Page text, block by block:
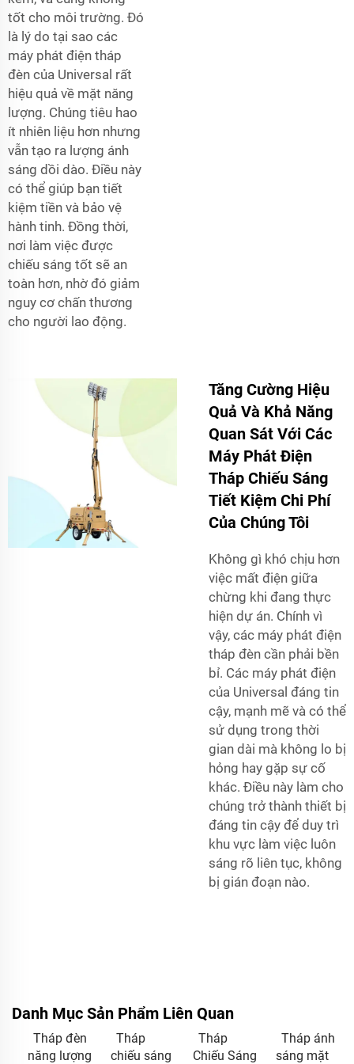
tốt cho môi trường. Đó
là lý do tại sao các
máy phát điện tháp
đèn của Universal rất
hiệu quả về mặt năng
lượng. Chúng tiêu hao
ít nhiên liệu hơn nhưng
vẫn tạo ra lượng ánh
sáng dồi dào. Điều này
có thể giúp bạn tiết
kiệm tiền và bảo vệ
hành tinh. Đồng thời,
nơi làm việc được
chiếu sáng tốt sẽ an
toàn hơn, nhờ đó giảm
nguy cơ chấn thương
cho người lao động.
Tăng Cường Hiệu
Quả Và Khả Năng
Quan Sát Với Các
Máy Phát Điện
Tháp Chiếu Sáng
Tiết Kiệm Chi Phí
Của Chúng Tôi
Không gì khó chịu hơn
việc mất điện giữa
chừng khi đang thực
hiện dự án. Chính vì
vậy, các máy phát điện
tháp đèn cần phải bền
bỉ. Các máy phát điện
của Universal đáng tin
cậy, mạnh mẽ và có thể
sử dụng trong thời
gian dài mà không lo bị
hỏng hay gặp sự cố
khác. Điều này làm cho
chúng trở thành thiết bị
đáng tin cậy để duy trì
khu vực làm việc luôn
sáng rõ liên tục, không
bị gián đoạn nào.
Danh Mục Sản Phẩm Liên Quan
Tháp đèn
năng lượng
Tháp
chiếu sáng
Tháp
Chiếu Sáng
Tháp ánh
sáng mặt